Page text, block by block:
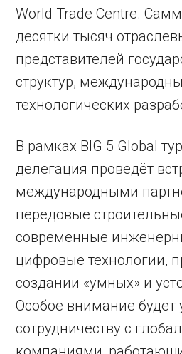
World Trade Centre.
десятки тысяч
представителей
структур,
технологических
В рамках BIG 5 Global
делегация проведёт
международными
передовые
современные
цифровые технологии,
создании «умных» и
Особое внимание будет
сотрудничеству с